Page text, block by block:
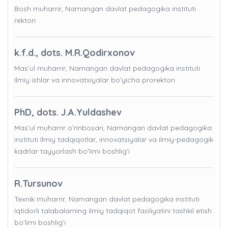
Bosh muharrir, Namangan davlat pedagogika instituti
rektori
k.f.d., dots. M.R.Qodirxonov
Mas’ul muharrir, Namangan davlat pedagogika instituti
Ilmiy ishlar va innovatsiyalar bo’yicha prorektori
PhD, dots. J.A.Yuldashev
Mas’ul muharrir o’rinbosari, Namangan davlat pedagogika
instituti Ilmiy tadqiqotlar, innovatsiyalar va ilmiy-pedagogik
kadrlar tayyorlash bo'limi boshlig’i
R.Tursunov
Texnik muharrir, Namangan davlat pedagogika instituti
Iqtidorli talabalarning ilmiy tadqiqot faoliyatini tashkil etish
bo'limi boshlig’i